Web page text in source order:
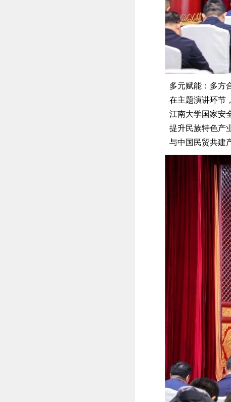
多元赋能：多方
在主题演讲环节
江南大学国家安
提升民族特色产
与中国民贸共建